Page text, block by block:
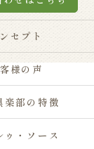
セプト
様の声
楽部の特徴
ゥ・ソース